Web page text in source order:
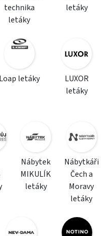
technika
letáky
letáky
Loap letáky
LUXOR
letáky
Nábytek
MIKULÍK
letáky
Nábytkáři
Čech a
Moravy
letáky